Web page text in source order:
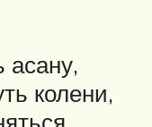
асану,
колени,